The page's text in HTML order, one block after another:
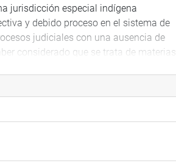
jurisdicción especial indígena
y debido proceso en el sistema de
judiciales con una ausencia de
considerado que se trata de materias
sería desalojada este 22 de abril del